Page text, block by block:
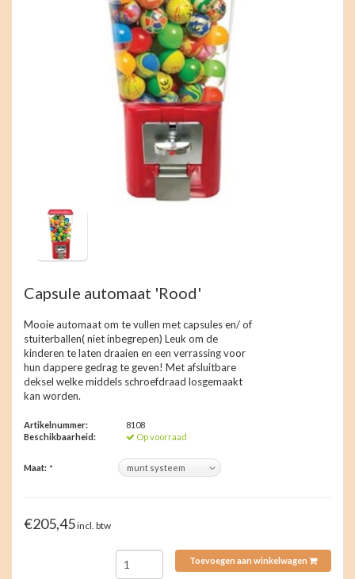
Capsule automaat 'Rood'
Mooie automaat om te vullen met capsules en/ of
stuiterballen( niet inbegrepen) Leuk om de
kinderen te laten draaien en een verrassing voor
hun dappere gedrag te geven! Met afsluitbare
deksel welke middels schroefdraad losgemaakt
kan worden.
Artikelnummer:
8108
Beschikbaarheid:
Op voorraad
Maat: *
€205,45incl. btw
Toevoegen aan winkelwagen